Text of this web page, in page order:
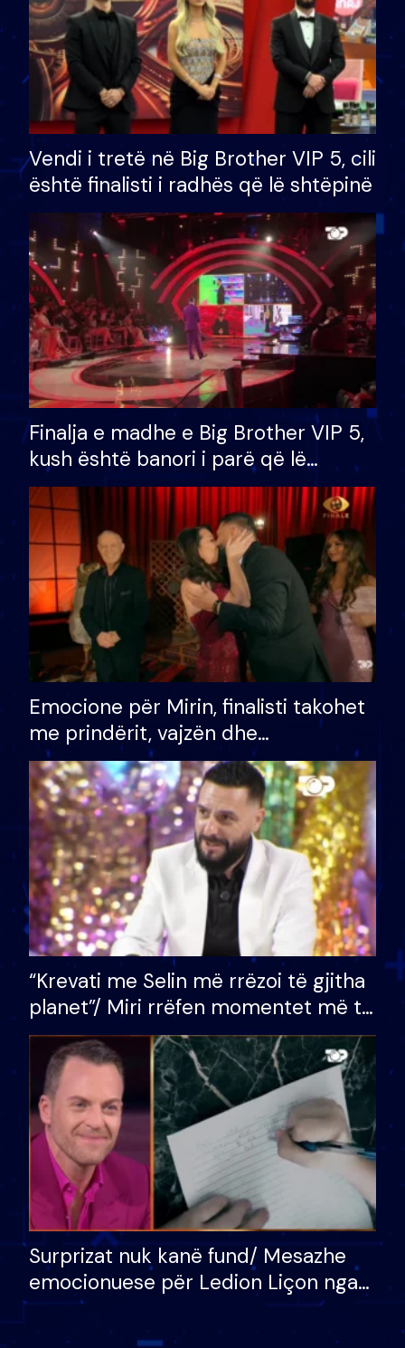
Vendi i tretë në Big Brother VIP 5, cili
është finalisti i radhës që lë shtëpinë
Finalja e madhe e Big Brother VIP 5,
kush është banori i parë që lë
shtëpinë dhe humb mundësinë për
të fituar çmimin e madh
Emocione për Mirin, finalisti takohet
me prindërit, vajzën dhe
bashkëshorten: S’kemi ndonjë letër
divorci apo jo?
“Krevati me Selin më rrëzoi të gjitha
planet”/ Miri rrëfen momentet më të
bukura në shtëpinë e BB VIP: Do më
mungojë zilja e mëngjesit kur…
Surprizat nuk kanë fund/ Mesazhe
emocionuese për Ledion Liçon nga
nëna dhe fëmijët e tij, moderatori
nuk i mban dot lotët: Nuk meritoj…